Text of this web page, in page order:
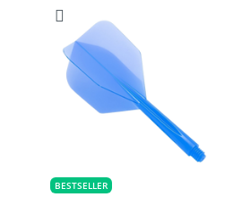
BESTSELLER